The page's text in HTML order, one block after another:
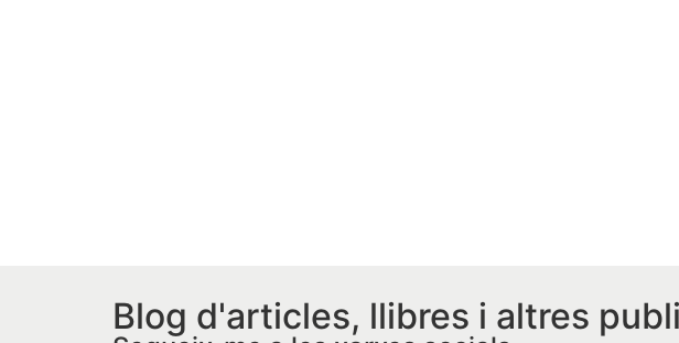
Blog d'articles, llibres i altres